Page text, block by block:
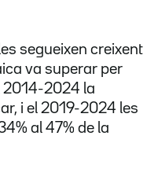
segueixen creixent
va superar per
2014-2024 la
i el 2019-2024 les
al 47% de la